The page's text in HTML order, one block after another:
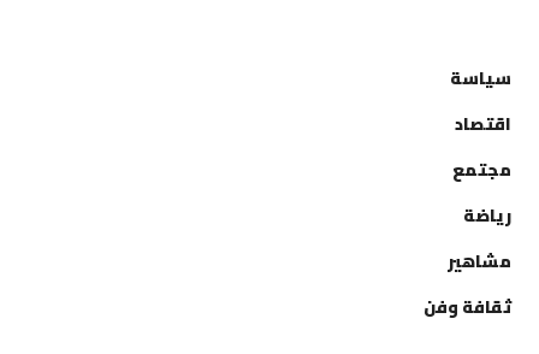
سياسة
اقتصاد
مجتمع
رياضة
مشاهير
ثقافة وفن